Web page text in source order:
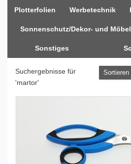
Plotterfolien Werbetechnik
Sonnenschutz/Dekor- und
Sonstiges
Suchergebnisse für
'martor'